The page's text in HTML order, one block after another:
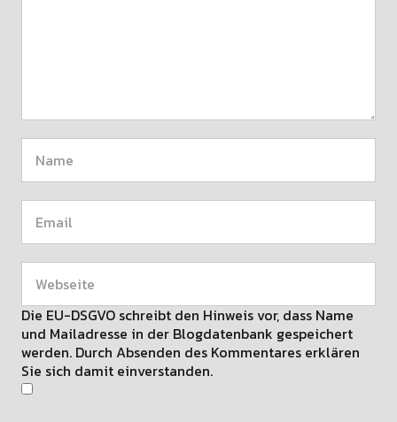
Die EU-DSGVO schreibt den Hinweis vor, dass Name
und Mailadresse in der Blogdatenbank gespeichert
werden. Durch Absenden des Kommentares erklären
Sie sich damit einverstanden.